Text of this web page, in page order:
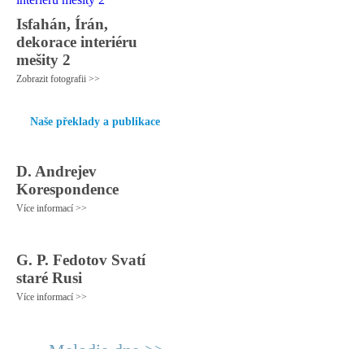
Isfahán, Írán,
dekorace interiéru
mešity 2
Zobrazit fotografii >>
Naše překlady a publikace
D. Andrejev
Korespondence
Více informací >>
G. P. Fedotov Svatí
staré Rusi
Více informací >>